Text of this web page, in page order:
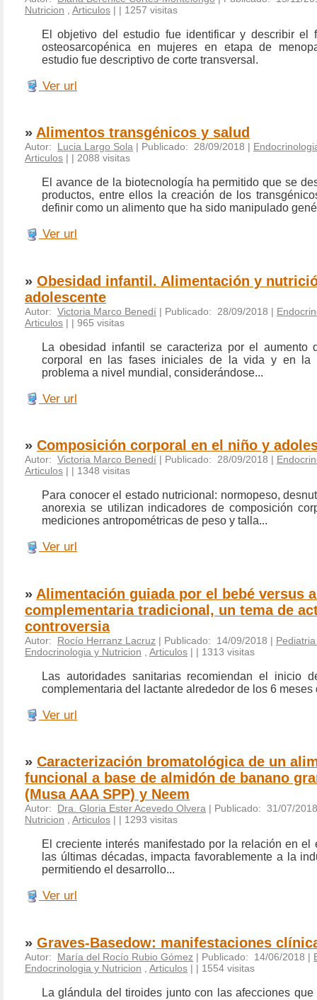
Nutricion
Articulos | | 1257 visitas
El objetivo del estudio fue identificar y describir el
osteosarcopénica en mujeres en etapa de
estudio fue descriptivo de corte transversal.
Ver url
» Alimentos transgénicos y salud
Autor: Lucia Largo Sola | Publicado: 28/09/2018 |
Articulos | | 2088 visitas
El avance de la biotecnología ha permitido que se
productos, entre ellos la creación de los
definir como un alimento que ha sido manipulado
Ver url
» Obesidad infantil. Alimentación y
adolescente
Autor: Victoria Marco Benedí | Publicado: 28/09/2018 |
Articulos | | 965 visitas
La obesidad infantil se caracteriza por el aumento
corporal en las fases iniciales de la vida y en la
problema a nivel mundial, considerándose...
Ver url
» Composición corporal en el niño y
Autor: Victoria Marco Benedí | Publicado: 28/09/2018 |
Articulos | | 1348 visitas
Para conocer el estado nutricional: normopeso,
anorexia se utilizan indicadores de composición
mediciones antropométricas de peso y talla...
Ver url
» Alimentación guiada por el bebé versus
complementaria tradicional, un tema de
controversia
Autor: Rocío Herranz Lacruz | Publicado: 14/09/2018 |
Endocrinologia y Nutricion
Articulos | | 1313 visitas
Las autoridades sanitarias recomiendan el inicio
complementaria del lactante alrededor de los 6 meses
Ver url
» Caracterización bromatológica de un
funcional a base de almidón de banano
(Musa AAA SPP) y Neem
Autor: Dra. Gloria Ester Acevedo Olvera | Publicado: 31/07/
Nutricion , Articulos | | 1293 visitas
El creciente interés manifestado por la relación en el
las últimas décadas, impacta favorablemente a la
permitiendo el desarrollo...
Ver url
» Graves-Basedow: manifestaciones
Autor: María del Rocío Rubio Gómez | Publicado: 14/06/2018 |
Endocrinologia y Nutricion
Articulos | | 1554 visitas
La glándula del tiroides junto con las afecciones